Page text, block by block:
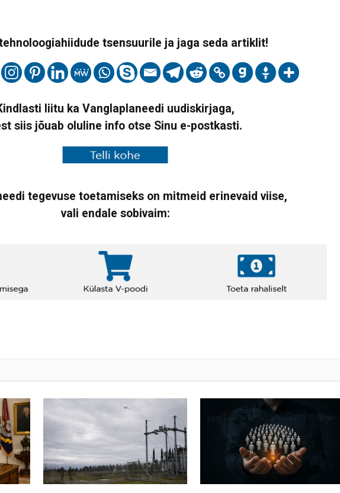
tsensuurile ja jaga seda artiklit!
liitu ka Vanglaplaneedi uudiskirjaga,
siis jõuab oluline info otse Sinu e-postkasti.
tegevuse toetamiseks on mitmeid erinevaid viise,
vali endale sobivaim: